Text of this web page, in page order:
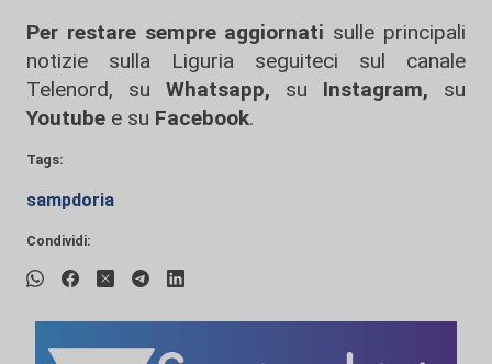
Per restare sempre aggiornati sulle principali
notizie sulla Liguria seguiteci sul canale
Telenord, su
Whatsapp, su Instagram, su
Youtube e su Facebook.
Tags:
sampdoria
Condividi: